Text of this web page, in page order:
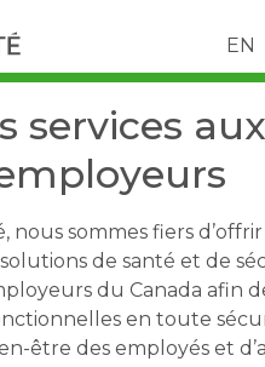
EN
services aux
nous sommes fiers
de santé et de
du Canada afin
en toute
être des employés et